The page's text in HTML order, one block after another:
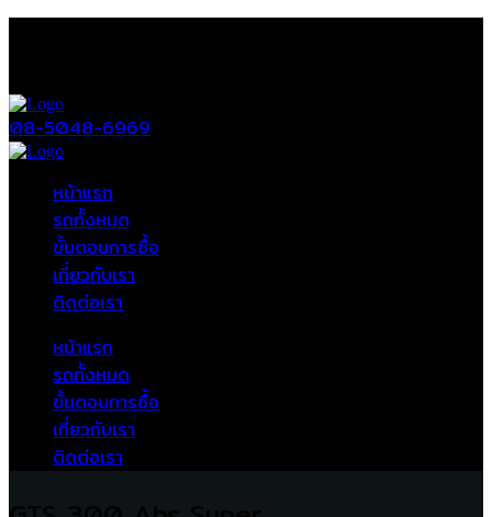
08-5048-6969
หน้าแรก
รถทั้งหมด
ขั้นตอนการซื้อ
เกี่ยวกับเรา
ติดต่อเรา
หน้าแรก
รถทั้งหมด
ขั้นตอนการซื้อ
เกี่ยวกับเรา
ติดต่อเรา